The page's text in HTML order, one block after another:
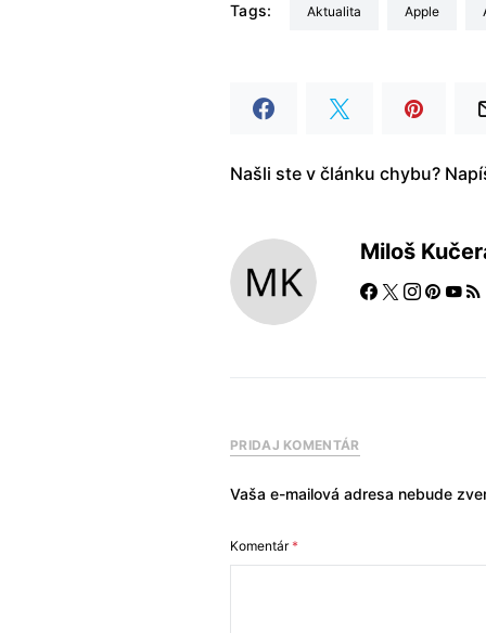
Tags: aktualita Apple
Našli ste v článku chybu?
Miloš
PRIDAJ KOMENTÁR
Vaša e-mailová adresa nebude
Komentár*